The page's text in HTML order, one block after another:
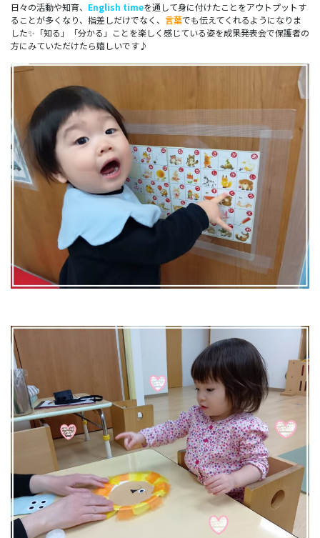
日々の活動や知育、 English timeを通して身に付けたことをアウトプットす
ることが多くなり、指差しだけでなく、 言葉でも伝えてくれるようになりま
した✨「知る」「分かる」ことを楽しく感じている姿を成果発表会で保護者の
方にみていただけたら嬉しいです♪